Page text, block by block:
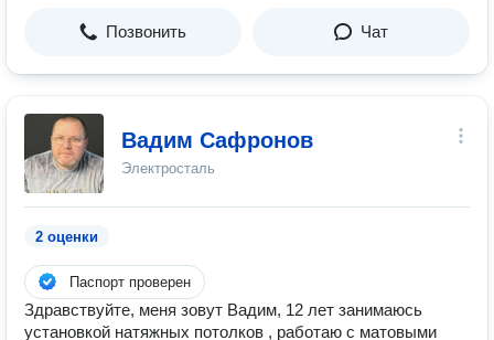
Позвонить Чат
Вадим Сафронов
Электросталь
2 оценки
Паспорт проверен
Здравствуйте, меня зовут Вадим, 12 лет занимаюсь
установкой натяжных потолков , работаю с матовыми